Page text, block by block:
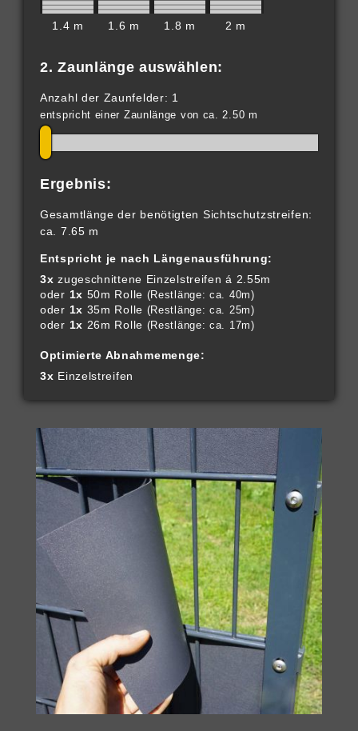
1.4 m 1.6 m 1.8 m 2 m
2. Zaunlänge auswählen:
Anzahl der Zaunfelder: 1
entspricht einer Zaunlänge von ca. 2.50 m
Ergebnis:
Gesamtlänge der benötigten Sichtschutzstreifen:
ca. 7.65 m
Entspricht je nach Längenausführung:
3x zugeschnittene Einzelstreifen á 2.55m
oder 1x 50m Rolle (Restlänge: ca. 40m)
oder 1x 35m Rolle (Restlänge: ca. 25m)
oder 1x 26m Rolle (Restlänge: ca. 17m)
Optimierte Abnahmemenge:
3x Einzelstreifen